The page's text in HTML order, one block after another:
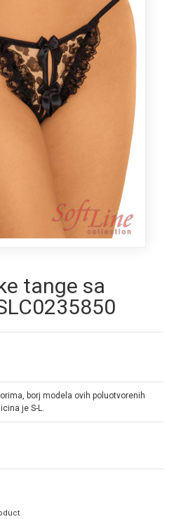
tange sa
borj modela ovih poluotvorenih
je S-L.